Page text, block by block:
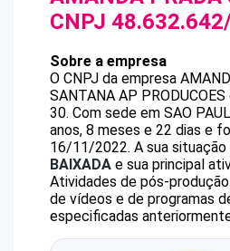
CNPJ
Sobre a empresa
O CNPJ da empresa
SANTANA AP PRODUCOES
30. Com sede em SAO
anos, 8 meses e 22 dias e
16/11/2022. A sua
BAIXADA e sua principal
Atividades de pós-
de vídeos e de programas
especificadas